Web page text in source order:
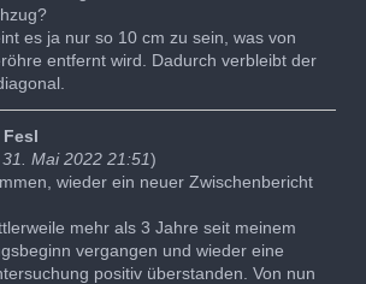
es ja nur so 10 cm zu sein, was von
entfernt wird. Dadurch verbleibt der
Mai 2022 21:51)
wieder ein neuer Zwischenbericht
mehr als 3 Jahre seit meinem
vergangen und wieder eine
positiv überstanden. Von nun